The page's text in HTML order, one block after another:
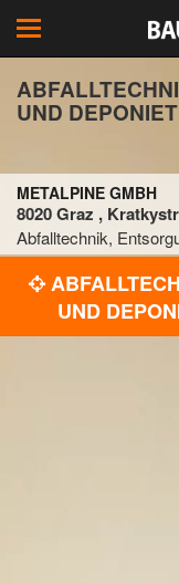
Toggle
navigation
UND
METALPINE GMBH
8020 Graz ,
Abfalltechnik,
UND